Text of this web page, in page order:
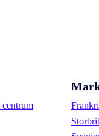
centrum